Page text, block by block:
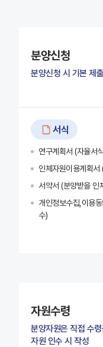
분양신청
분양신청 시 기본 제
서식
연구계획서 (자율서
인체자원이용계획
서약서 (분양받을 인
개인정보수집,이용
수)
자원수령
분양자원은 직접 수
자원 인수 시 작성